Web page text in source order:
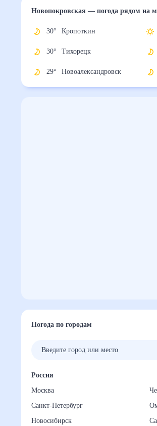
Новопокровская — погода
30° Кропоткин
30° Тихорецк
29° Новоалександровск
Погода по городам
Россия
Москва
Санкт-Петербург
Новосибирск